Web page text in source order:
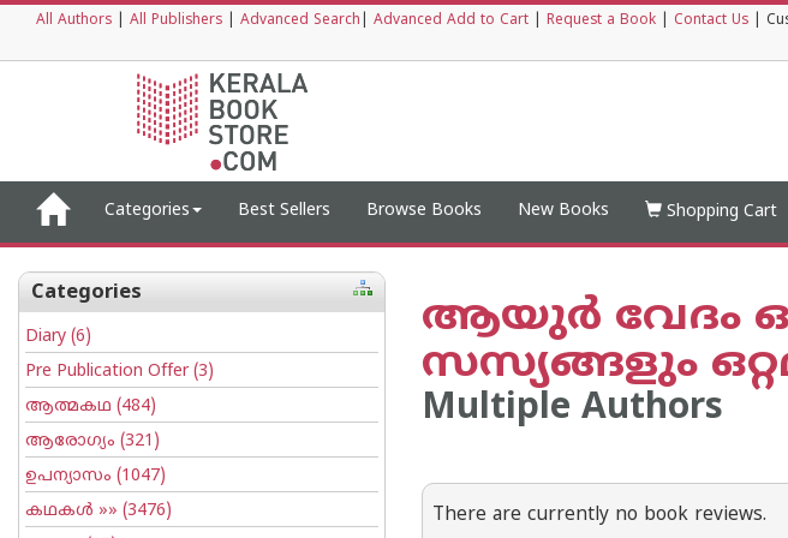
All Authors All Publishers Advanced Search Advanced Add to Cart Request a Book Contact Us
Categories Best Sellers Browse Books New Books Shopping Cart
Categories
Diary (6)
Pre Publication Offer(3)
ആത്മകഥ (484)
ആരോഗ്യം (321)
ഉപന്യാസം (1047)
കഥകള്‍ »» (3476)
ആയുര്‍ വേദം
സസ്യങ്ങളും
Multiple Authors
There are currently no book reviews.